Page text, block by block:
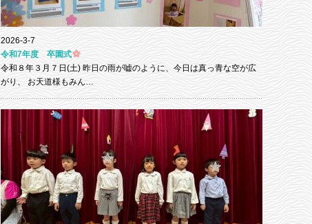
2026-3-7
令和7年度 卒園式
令和８年３月７日(土) 昨日の雨が嘘のように、今日は真っ青な空が広
がり、 お天道様もみん…